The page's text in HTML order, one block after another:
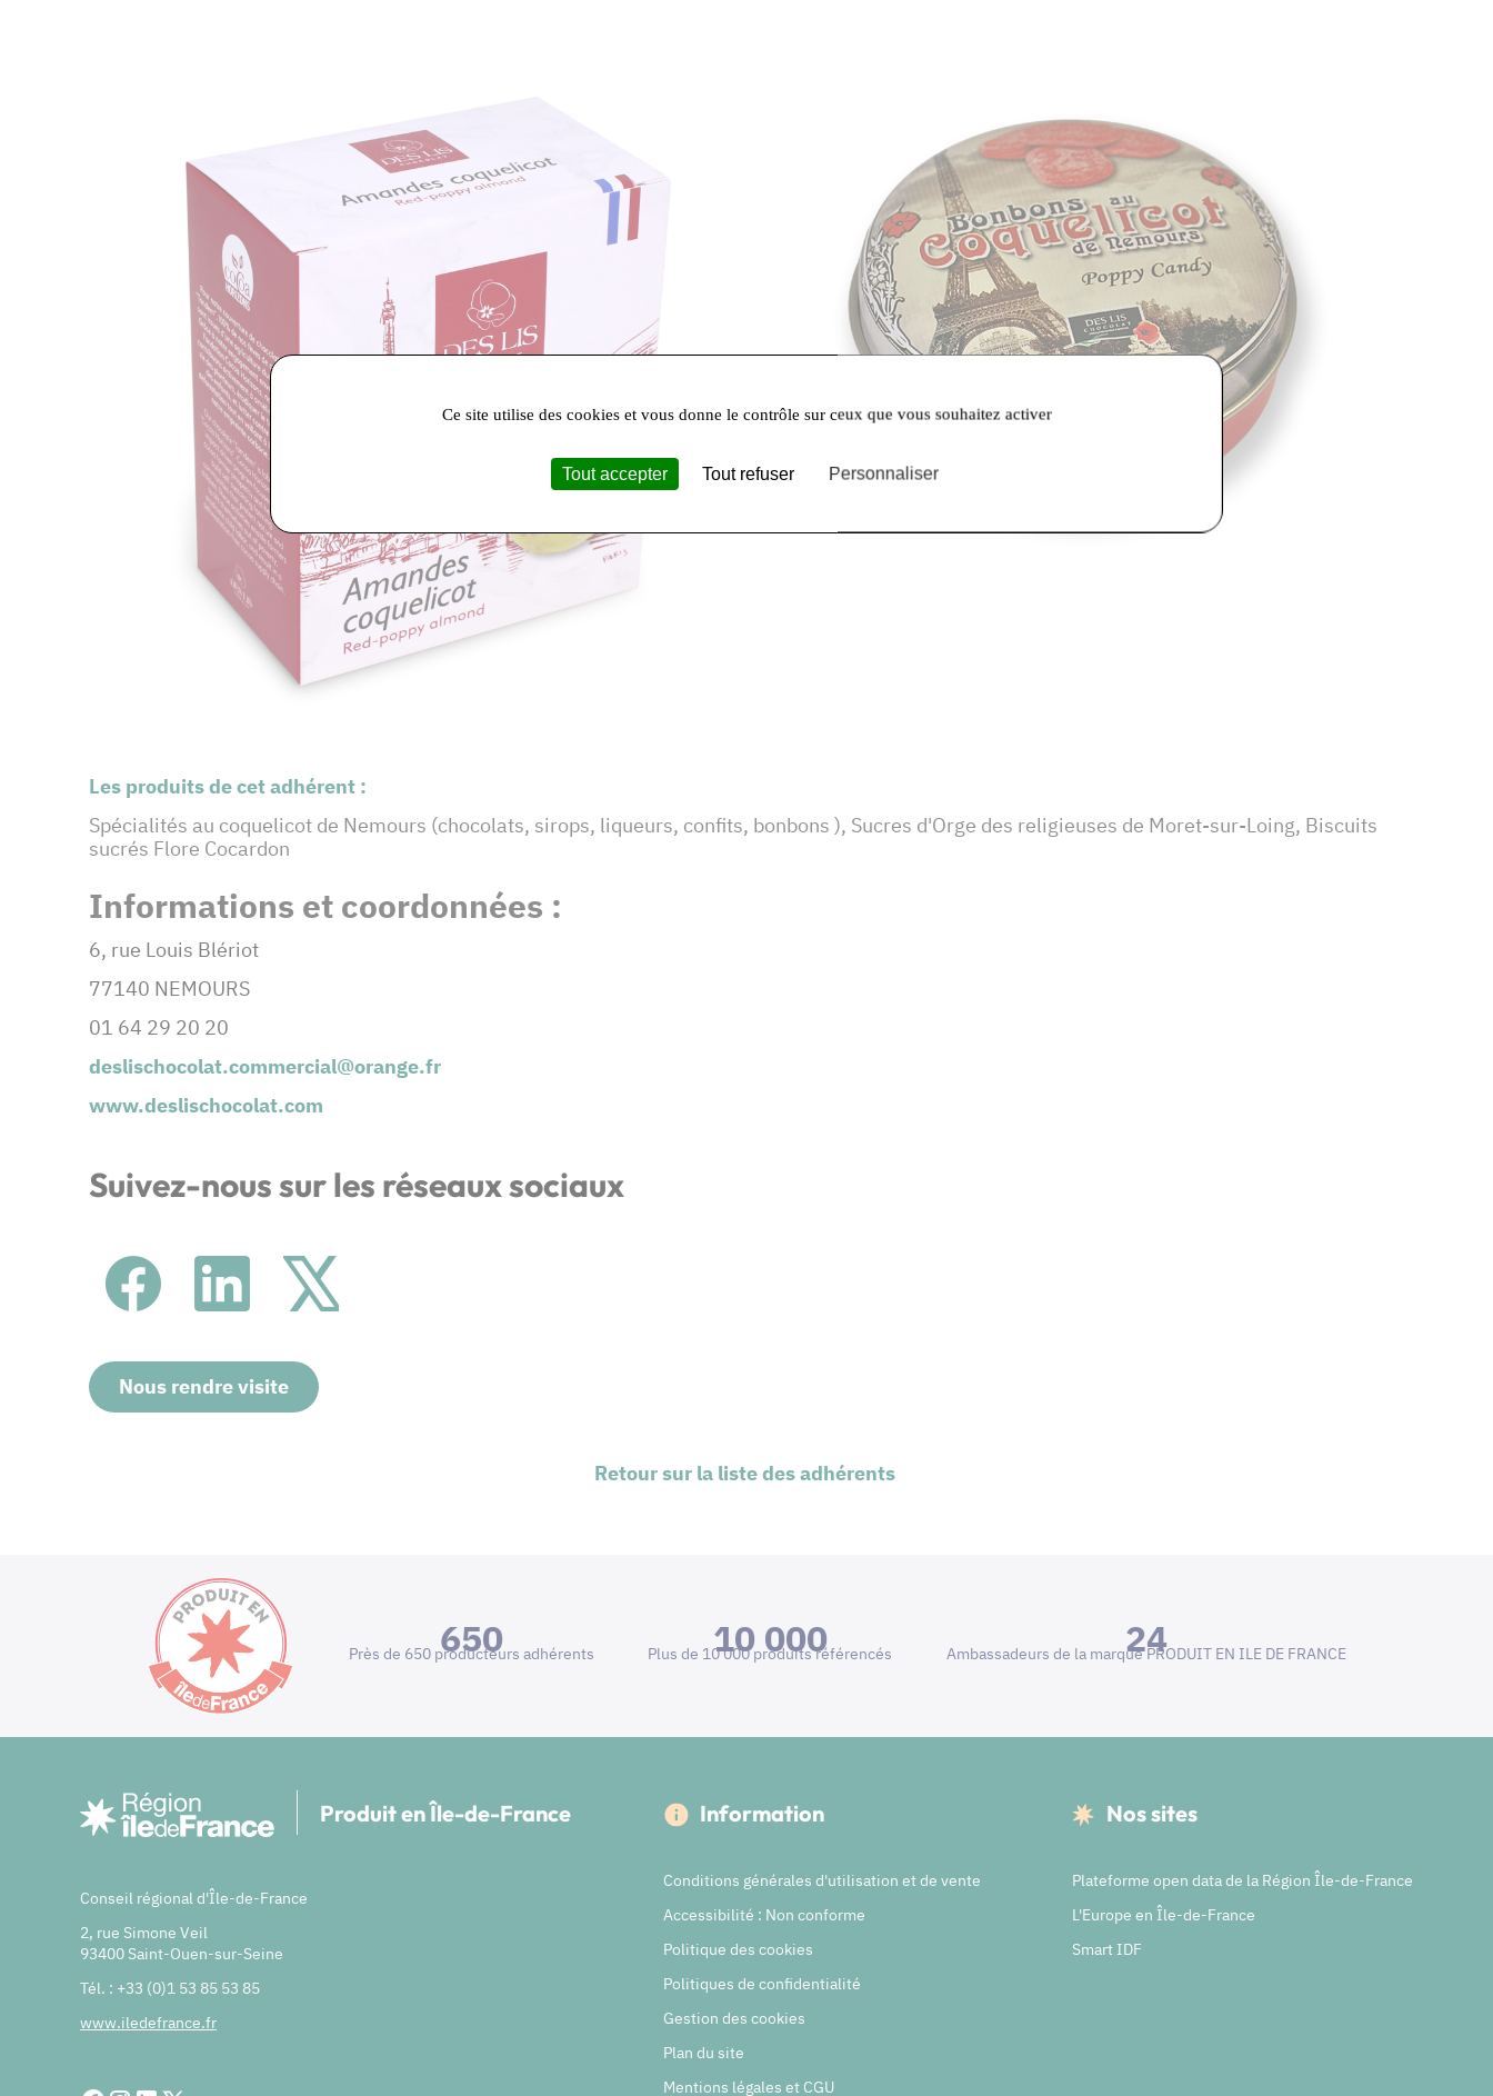
Les produits de cet adhérent :
Spécialités au coquelicot de Nemours (chocolats, sirops, liqueurs, confits, bonbons ), Sucres d'Orge des religieuses de Moret-sur-Loing, Biscuits
sucrés Flore Cocardon
Informations et coordonnées :
6, rue Louis Blériot
77140 NEMOURS
01 64 29 20 20
deslischocolat.commercial@orange.fr
www.deslischocolat.com
Suivez-nous sur les réseaux sociaux
Nous rendre visite
Retour sur la liste des adhérents
650
Près de 650 producteurs adhérents 10 000
Plus de 10 000 produits référencés 24
Ambassadeurs de la marque PRODUIT EN ILE DE FRANCE
Produit en Île-de-France
Conseil régional d'Île-de-France
2, rue Simone Veil
93400 Saint-Ouen-sur-Seine
Tél. : +33 (0)1 53 85 53 85
www.iledefrance.fr
Information
Conditions générales d'utilisation et de vente
Accessibilité : Non conforme
Politique des cookies
Politiques de confidentialité
Gestion des cookies
Plan du site
Mentions légales et CGU
Nos sites
Plateforme open data de la Région Île-de-France
L'Europe en Île-de-France
Smart IDF
Ce site utilise des cookies et vous donne le contrôle sur ceux que vous souhaitez activer
Tout accepter Tout refuser Personnaliser